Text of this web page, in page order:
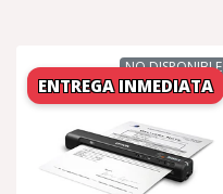
NO DISPONIBLE